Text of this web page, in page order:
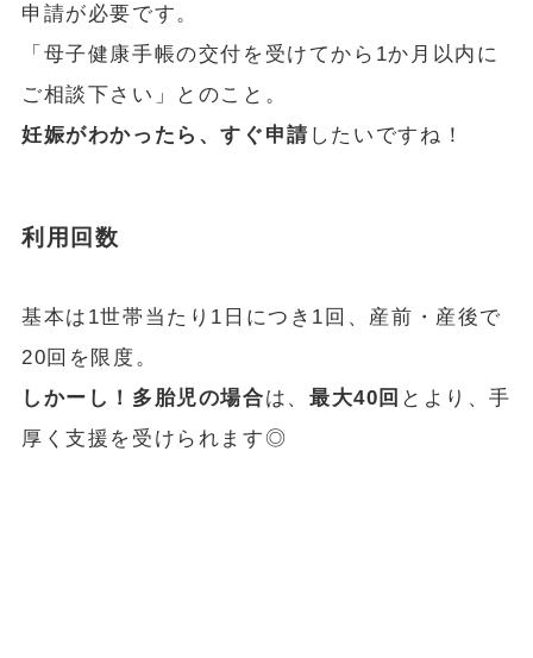
申請が必要です。
「母子健康手帳の交付を受けてから1か月以内に
ご相談下さい」とのこと。
妊娠がわかったら、すぐ申請 したいですね！
利用回数
基本は1世帯当たり1日につき1回、産前・産後で
20回を限度。
しかーし！多胎児の場合は、 最大40回 とより、手
厚く支援を受けられます◎